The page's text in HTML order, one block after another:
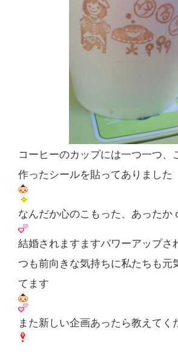
コーヒーのカップには一つ一つ、
作ったシールを貼ってありました
なんだか心のこもった、あったか
結婚されますますパワーアップさ
つも前向きな気持ちに私たちも元
てます
また新しい企画あったら教えてく